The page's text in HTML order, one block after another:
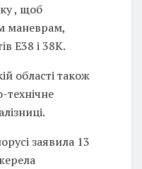
, щоб
маневрам,
E38 і 38K.
області також
технічне
заявила 13